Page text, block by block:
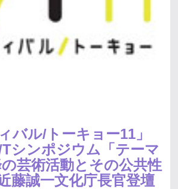
バル/トーキョー11」
Tシンポジウム「テーマ
芸術活動とその公共性
藤誠一文化庁長官登壇